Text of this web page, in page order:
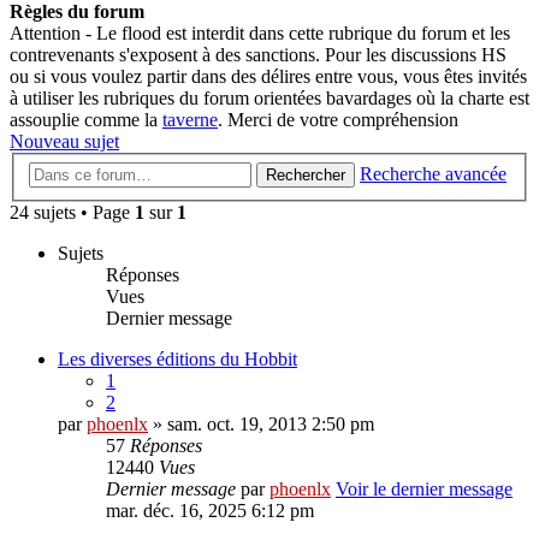
Règles du forum
Attention - Le flood est interdit dans cette rubrique du forum et les
contrevenants s'exposent à des sanctions. Pour les discussions HS
ou si vous voulez partir dans des délires entre vous, vous êtes invités
à utiliser les rubriques du forum orientées bavardages où la charte est
assouplie comme la taverne. Merci de votre compréhension
Nouveau sujet
Rechercher
Recherche avancée
24 sujets • Page 1 sur 1
Sujets
Réponses
Vues
Dernier message
Les diverses éditions du Hobbit
1
2
parphoenlx » sam. oct. 19, 2013 2:50 pm
57 Réponses
12440 Vues
Dernier message parphoenlx Voir le dernier message
mar. déc. 16, 2025 6:12 pm